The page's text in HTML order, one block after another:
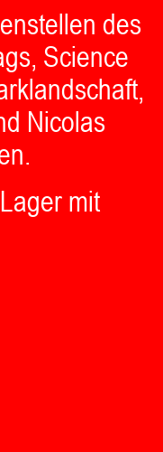
des
Science
Nicolas
mit